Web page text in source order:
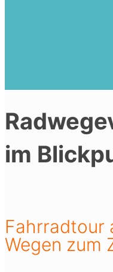
im
Fahrradtour
Wegen zum